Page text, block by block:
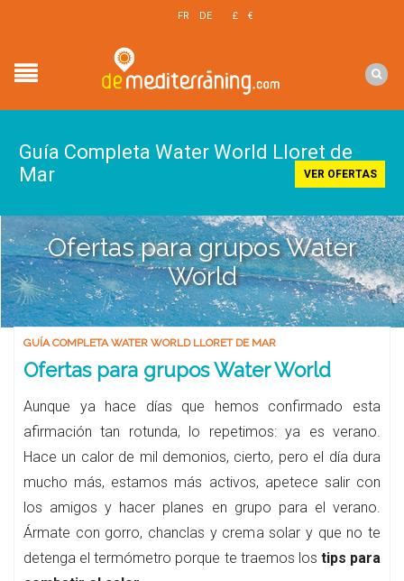
FR DE £ €
Guía Completa Water World Lloret de
Mar
VER OFERTAS
Ofertas para grupos Water
World
GUÍA COMPLETA WATER WORLD LLORET DE MAR
Ofertas para grupos Water World
Aunque ya hace días que hemos confirmado esta
afirmación tan rotunda, lo repetimos: ya es verano.
Hace un calor de mil demonios, cierto, pero el día dura
mucho más, estamos más activos, apetece salir con
los amigos y hacer planes en grupo para el verano.
Ármate con gorro, chanclas y crema solar y que no te
detenga el termómetro porque te traemos los tips para